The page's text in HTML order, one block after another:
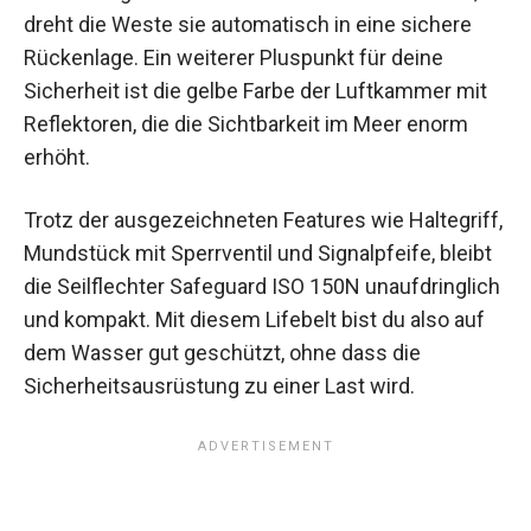
dreht die Weste sie automatisch in eine sichere
Rückenlage. Ein weiterer Pluspunkt für deine
Sicherheit ist die gelbe Farbe der Luftkammer mit
Reflektoren, die die Sichtbarkeit im Meer enorm
erhöht.
Trotz der ausgezeichneten Features wie Haltegriff,
Mundstück mit Sperrventil und Signalpfeife, bleibt
die Seilflechter Safeguard ISO 150N unaufdringlich
und kompakt. Mit diesem Lifebelt bist du also auf
dem Wasser gut geschützt, ohne dass die
Sicherheitsausrüstung zu einer Last wird.